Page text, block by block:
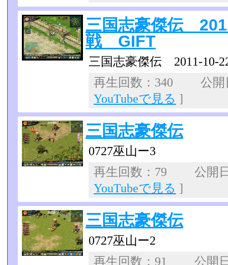
三国志豪傑伝
戦 GIFT
三国志豪傑伝 2011-10-
再生回数：340 公
YouTubeで見る ]
三国志豪傑伝
0727巫山ー3
再生回数：79 公開
YouTubeで見る ]
三国志豪傑伝
0727巫山ー2
再生回数：91 公開